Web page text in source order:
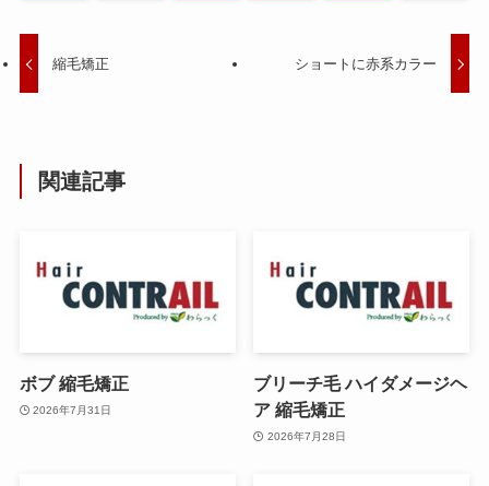
縮毛矯正 ショートに赤系カラー
関連記事
ボブ 縮毛矯正
2026年7月31日
ブリーチ毛 ハイダメージヘ
ア 縮毛矯正
2026年7月28日